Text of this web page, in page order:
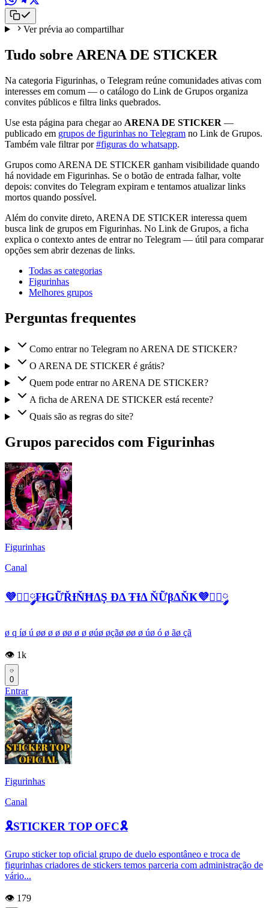
Ver prévia ao compartilhar
Tudo sobre ARENA DE STICKER
Na categoria Figurinhas, o Telegram reúne comunidades ativas com
interesses em comum — o catálogo do Link de Grupos organiza
convites públicos e filtra links quebrados.
Use esta página para chegar ao ARENA DE STICKER —
publicado em grupos de figurinhas no Telegram no Link de Grupos.
Também vale filtrar por#figuras do whatsapp.
Grupos como ARENA DE STICKER ganham visibilidade quando
há novidade em Figurinhas. Se o botão de entrada falhar, volte
depois: convites do Telegram expiram e tentamos atualizar links
mortos quando possível.
Além do convite direto, ARENA DE STICKER interessa quem
busca link de grupos em Figurinhas. No Link de Grupos, a ficha
explica o contexto antes de entrar no Telegram — útil para comparar
opções sem abrir dezenas de links.
Todas as categorias
Figurinhas
Melhores grupos
Perguntas frequentes
Como entrar no Telegram no ARENA DE STICKER?
O ARENA DE STICKER é grátis?
Quem pode entrar no ARENA DE STICKER?
A ficha de ARENA DE STICKER está recente?
Quais são as regras do site?
Grupos parecidos com Figurinhas
Figurinhas
Canal
💜፝⃟༘₣ƗǤỮŘƗŇĦΔŞ ĐΔ ŦƗΔ ŇỮβΔŇҜ💜፝⃟༘
ø q íø ú øø ø ø øø ø ø øúø øçãø øø ø úø ó ø ãø çã
👁️ 1k
0
Entrar
Figurinhas
Canal
🎗️STICKER TOP OFC🎗️
Grupo sticker top oficial grupo de duelo espontâneo e troca de
figurinhas criadores de stickers temos parceria com administração de
vário...
👁️ 179